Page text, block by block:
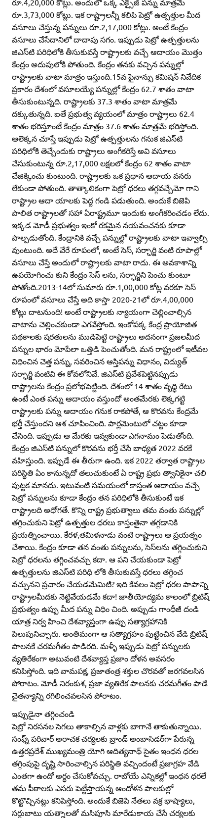
రూ.3,73,000 కోట్లు. ఇక రాష్ట్రాలన్నీ కలిపి పెట్రో ఉత్పత్తుల మీద
వసూలు చేస్తున్న పన్నులు రూ.2,17,000 కోట్లు. అంటే కేంద్రం
వసూలు చేసేదానిలో దాదాపు సగం. ఇప్పుడు పెట్రో ఉత్పత్తులను
జిఎస్‌టి పరిధిలోకి తీసుకువస్తే రాష్ట్రాలకు వచ్చే ఆదాయం మొత్తం
కేంద్రం అదుపులోకి పోతుంది. కేంద్రం తనకు వచ్చిన పన్నుల్లో
రాష్ట్రాలకు వాటా మాత్రం ఇస్తుంది.15వ ఫైనాన్సు కమిషన్‌ నివేదిక
ప్రకారం దేశంలో వసూలయ్యే పన్నుల్లో కేంద్రం 62.7 శాతం వాటా
తీసుకుంటున్నది. రాష్ట్రాలకు 37.3 శాతం వాటా మాత్రమే
దక్కుతున్నది. ఐతే ప్రభుత్వ వ్యయంలో మాత్రం రాష్ట్రాలు 62.4
శాతం భరిస్తూంటే కేంద్రం మాత్రం 37.6 శాతం మాత్రమే భరిస్తోంది.
ఆలెక్కన చూస్తే ఇప్పుడు పెట్రో ఉత్పత్తులను గనుక జిఎస్‌టి
పరిధిలోకి తెచ్చేందుకు రాష్ట్రాలు అంగీకరిస్తే అవి వసూలు
చేసుకుంటున్న రూ.2,17,000 లక్షలలో కేంద్రం 62 శాతం వాటా
చేజిక్కించు కుంటుంది. రాష్ట్రాలకు ఒక ప్రధాన ఆదాయ వనరు
లేకుండా పోతుంది. తాత్కాలికంగా పెట్రో ధరలు తగ్గవచ్చేమో గాని
రాష్ట్రాల ఆదా యాలకు పెద్ద గండి పడుతుంది. అందుకే బిజెపి
పాలిత రాష్ట్రాలతో సహా ఏరాష్ట్రమూ ఇందుకు అంగీకరించడం లేదు.
ఇక్కడ మోడీ ప్రభుత్వం ఇంకో రకమైన నయవంచనకు కూడా
పాల్పడుతోంది. కేంద్రానికి వచ్చే పన్నుల్లో రాష్ట్రాలకు వాటా ఇవ్వాల్సి
వుంటుంది. అదే వేరే రూపంలో, అంటే సెస్‌, సర్ఛార్జి వంటి రూపాల్లో
వసూలు చేస్తే అందులో రాష్ట్రాలకు వాటా రాదు. ఈ అవకాశాన్ని
ఉపయోగించు కుని కేంద్రం సెస్‌ లను, సర్ఛార్జిని పెంచు కుంటూ
పోతోంది.2013-14లో సుమారు రూ.1,00,000 కోట్ల వరకూ సెస్‌
రూపంలో వసూలు చేస్తే అది కాస్తా 2020-21లో రూ.4,00,000
కోట్లు దాటనుంది! అంటే రాష్ట్రాలకు న్యాయంగా చెల్లించాల్సిన
వాటాను చెల్లించకుండా ఎగవేస్తోంది. ఇంకోపక్క కేంద్ర ప్రాయోజిత
పథకాలకు షరతులను ముడిపెట్టి రాష్ట్రాలు అదనంగా ప్రజలమీద
పన్నుల భారం మోపేలా ఒత్తిడి పెంచుతోంది. మన రాష్ట్రంలో ఇటీవల
విధించిన చెత్త పన్ను, సవరించిన ఆస్తిపన్ను విధానం, విద్యుత్‌
సర్ఛార్జి వంటివి ఈ కోవలోనివే. జిఎస్‌టి ప్రవేశపెట్టినప్పుడు
రాష్ట్రాలను కేంద్రం ప్రలోభపెట్టింది. దేశంలో 14 శాతం వృద్ధి రేటు
ఉంటే ఎంత పన్ను ఆదాయం వస్తుందో అంతమేరకు లెక్కగట్టి
రాష్ట్రాలకు పన్ను ఆదాయం గనుక రాకపోతే, ఆ కొరవను కేంద్రమే
భర్తీ చేస్తుందని ఆశ చూపించింది. పార్లమెంటులో చట్టం కూడా
చేసింది. ఇప్పుడు ఆ మేరకు ఇవ్వకుండా ఎగనామం పెడుతోంది.
కేంద్రం జిఎస్‌టి పన్నులో కొరవను భర్తీ చేసే బాధ్యత 2022 వరకే
వహిస్తుంది. ఇప్పుడే ఈ తీరుగా ఉంది. ఇక 2022 తర్వాత రాష్ట్రాల
పరిస్థితి ఏం కానున్నదో తలుచుకుంటే ఏ రాష్ట్ర ప్రభు త్వానికైనా చలి
పుట్టక మానదు. ఇటువంటి సమయంలో కాస్తంత ఆదాయం వచ్చే
పెట్రో పన్నులను కూడా కేంద్రం తన పరిధిలోకి తీసుకుంటే ఇక
రాష్ట్రాలది అధోగతే. కొన్ని రాష్ట్ర ప్రభుత్వాలు తమ వంతు పన్నుల్లో
తగ్గించుకుని పెట్రో ఉత్పత్తుల ధరలు కాస్తంతైనా తగ్గడానికి
ప్రయత్నించాయి. కేరళ,తమిళనాడు వంటి రాష్ట్రాలు ఆ ప్రయత్నం
చేశాయి. కేంద్రం కూడా తన వంతు పన్నులను, సెస్‌లను తగ్గించుకుని
పెట్రో ధరలను తగ్గించవచ్చు కదా. ఆ పని చేయకుండా పెట్రో
ఉత్పత్తులను జిఎస్‌టి పరిధి లోకి తీసుకువస్తే ధరలు తగ్గించ
వచ్చునని ప్రచారం చేయడమేమిటి? ఇది కేవలం పెట్రో ధరల పాపాన్ని
రాష్ట్రాలమీదకు నెట్టివేయడమే కదా! జాతీయోద్యమ కాలంలో బ్రిటిష్‌
ప్రభుత్వం ఉప్పు మీద పన్ను విధిం చింది. అప్పుడు గాంధీజీ దండి
యాత్ర నిర్వ హించి దేశవ్యాప్తంగా ఉప్పు సత్యాగ్రహానికి
పిలుపునిచ్చారు. అంతిమంగా ఆ సత్యాగ్రహం పుట్టించిన వేడి బ్రిటిష్‌
పాలనకే చరమగీతం పాడిరది. మళ్ళీ ఇప్పుడు పెట్రో పన్నులకు
వ్యతిరేకంగా అటువంటి దేశవ్యాప్త ప్రజాం దోళన అవసరం
కనిపిస్తోంది. ఇది వామపక్ష, ప్రజాతంత్ర శక్తుల చొరవతో జరగవలసిన
పోరాటం. మోడీ నిరంకుశ, ప్రజా వ్యతిరేక పాలనకు చరమగీతం పాడే
చైతన్యాన్ని రగిలించవలసిన పోరాటం.
ఇప్పుడైనా తగ్గించండి
పెట్రో నిరసనల సెగలు తాకాల్సిన వాళ్లకు బాగానే తాకుతున్నాయి.
సంఫ్న్‌ పరివార్‌ అరాచక చర్యలకు బ్రాండ్‌ అంబాసిడర్‌గా పేరున్న
ఉత్తరప్రదేశ్‌ ముఖ్యమంత్రి యోగి ఆదిత్యనాథ్‌ సైతం ఇంధన ధరల
తగ్గింపుపై దృష్టి సారించాల్సిన పరిస్థితి వచ్చిందంటే ప్రజాగ్రహ వేడి
ఎంతగా ఉందో అర్ధం చేసుకోవచ్చు. రాబోయే ఎన్నికల్లో ఇంధన ధరలే
తమ పీఠాలకు ఎసరు పెట్టేస్తాయన్న ఆందోళన పాలకుల్లో
కొట్టొచ్చినట్లు కనిపిస్తోంది. అందుకే బిజెపి నేతలు వక్ర భాష్యాలు,
సర్దుబాటు యత్నాలతో మసిపూసి మారేడుకాయ చేసే చర్యలకు